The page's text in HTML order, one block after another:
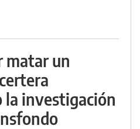
matar un
la investigación